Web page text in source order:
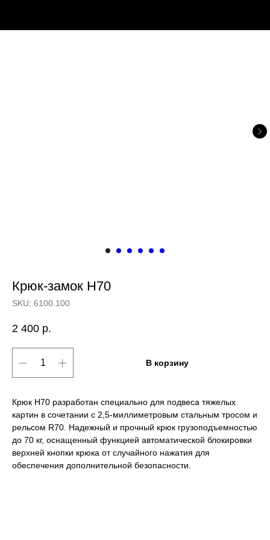
Крюк-замок H70
SKU: 6100.100
2 400 р.
В корзину
Крюк H70 разработан специально для подвеса тяжелых
картин в сочетании с 2,5-миллиметровым стальным тросом и
рельсом R70. Надежный и прочный крюк грузоподъемностью
до 70 кг, оснащенный функцией автоматической блокировки
верхней кнопки крюка от случайного нажатия для
обеспечения дополнительной безопасности.